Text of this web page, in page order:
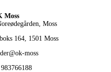
Moss
Moss
164, 1501 Moss
moss